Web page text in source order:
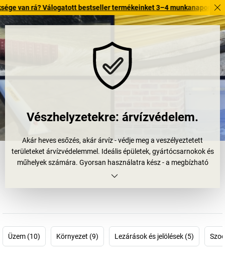
rá? Válogatott bestseller termékeinket 3–4 munkanapon belül
Vészhelyzetekre: árvízvédelem.
Akár heves esőzés, akár árvíz - védje meg a veszélyeztetett
területeket árvízvédelemmel. Ideális épületek, gyártócsarnokok és
műhelyek számára. Gyorsan használatra kész - a megbízható
biztonságért.
Üzem (10) Környezet (9) Lezárások és jelölések (5)